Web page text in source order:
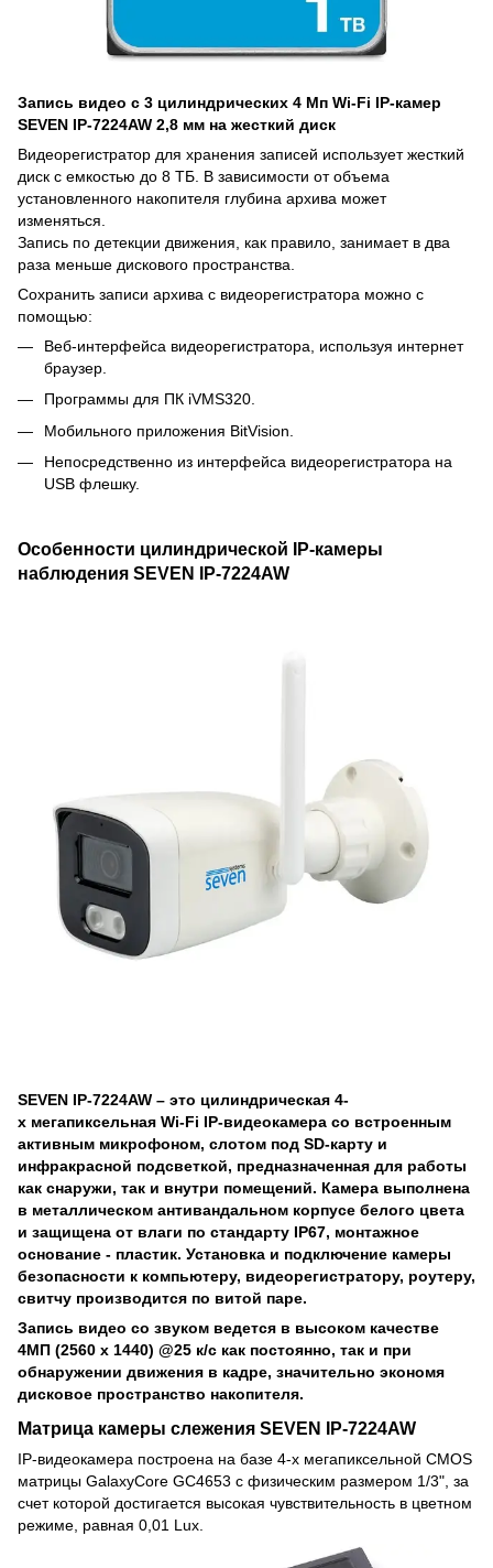
Натисніть кнопку дозволити,
сайту Sheriff.Market
Запись видео с 3 цилиндрических 4 Мп Wi-Fi IP-камер
SEVEN IP-7224AW 2,8 мм на жесткий диск
Видеорегистратор для хранения записей использует жесткий
диск с емкостью до 8 ТБ. В зависимости от объема
установленного накопителя глубина архива может
изменяться.
Запись по детекции движения, как правило, занимает в два
раза меньше дискового пространства.
Сохранить записи архива с видеорегистратора можно с
помощью:
Веб-интерфейса видеорегистратора, используя интернет
браузер.
Программы для ПК iVMS320.
Мобильного приложения BitVision.
Непосредственно из интерфейса видеорегистратора на
USB флешку.
Особенности цилиндрической IP-камеры
наблюдения SEVEN IP-7224AW
SEVEN IP-7224AW – это цилиндрическая 4-
х мегапиксельная Wi-Fi IP-видеокамера со встроенным
активным микрофоном, слотом под SD-карту и
инфракрасной подсветкой, предназначенная для работы
как снаружи, так и внутри помещений. Камера выполнена
в металлическом антивандальном корпусе белого цвета
и защищена от влаги по стандарту IP67, монтажное
основание - пластик. Установка и подключение камеры
безопасности к компьютеру, видеорегистратору, роутеру,
свитчу производится по витой паре.
Запись видео со звуком ведется в высоком качестве
4МП (2560 x 1440) @25 к/с как постоянно, так и при
обнаружении движения в кадре, значительно экономя
дисковое пространство накопителя.
Матрица камеры слежения SEVEN IP-7224AW
IP-видеокамера построена на базе 4-х мегапиксельной CMOS
матрицы GalaxyCore GC4653 с физическим размером 1/3", за
счет которой достигается высокая чувствительность в цветном
режиме, равная 0,01 Lux.